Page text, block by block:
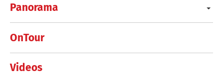
Panorama
OnTour
Videos